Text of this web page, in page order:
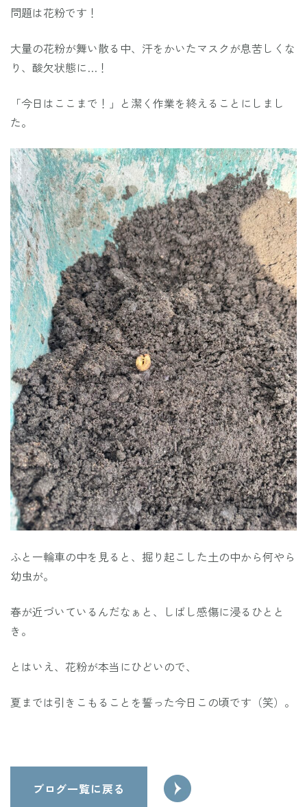
問題は花粉です！
大量の花粉が舞い散る中、汗をかいたマスクが息苦しくな
り、酸欠状態に…！
「今日はここまで！」と潔く作業を終えることにしまし
た。
ふと一輪車の中を見ると、掘り起こした土の中から何やら
幼虫が。
春が近づいているんだなぁと、しばし感傷に浸るひとと
き。
とはいえ、花粉が本当にひどいので、
夏までは引きこもることを誓った今日この頃です（笑）。
庭に
タラ
はじ
めま
ブログ一覧に戻る